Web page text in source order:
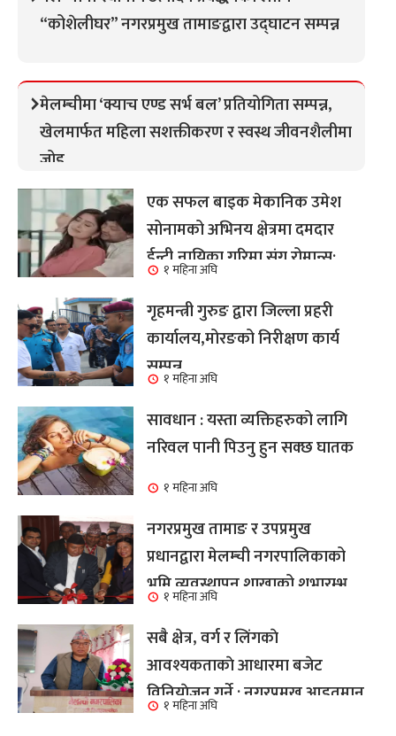
“कोशेलीघर” नगरप्रमुख तामाङद्वारा उद्घाटन सम्पन्न
मेलम्चीमा ‘क्याच एण्ड सर्भ बल’ प्रतियोगिता सम्पन्न,
खेलमार्फत महिला सशक्तीकरण र स्वस्थ जीवनशैलीमा
जोड
एक सफल बाइक मेकानिक उमेश
सोनामको अभिनय क्षेत्रमा दमदार
ईन्ट्री,नायिका गरिमा संग रोमान्स:
हेर्नुहोस भिडियो ।
१ महिना अघि
गृहमन्त्री गुरुङ द्वारा जिल्ला प्रहरी
कार्यालय,मोरङको निरीक्षण कार्य
सम्पन्न१ महिना अघि
सावधान : यस्ता व्यक्तिहरुको लागि
नरिवल पानी पिउनु हुन सक्छ घातक
१ महिना अघि
नगरप्रमुख तामाङ र उपप्रमुख
प्रधानद्वारा मेलम्ची नगरपालिकाको
भूमि व्यवस्थापन शाखाको शुभारम्भ
कार्य सम्पन्न
१ महिना अघि
सबै क्षेत्र, वर्ग र लिंगकाे
आवश्यकताकाे आधारमा बजेट
विनियाेजन गर्ने : नगरप्रमुख आइतमान
तामाङ
१ महिना अघि